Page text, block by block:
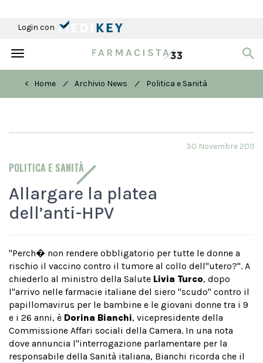
Login con
Toggle
< Home
/ Archivio News / Politica e Sanità
POLITICA E SANITÀ
30 Novembre 2011
Allargare la platea
dell’anti-HPV
"Perch� non rendere obbligatorio per tutte le donne a
rischio il vaccino contro il tumore al collo dell''utero?". A
chiederlo al ministro della Salute Livia Turco, dopo
l''arrivo nelle farmacie italiane del siero ''scudo'' contro il
papillomavirus per le bambine e le giovani donne tra i 9
e i 26 anni, è Dorina Bianchi, vicepresidente della
Commissione Affari sociali della Camera. In una nota
dove annuncia l''interrogazione parlamentare per la
responsabile della Sanità italiana, Bianchi ricorda che il